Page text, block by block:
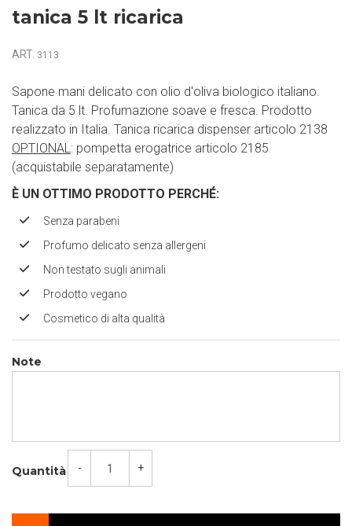
tanica 5 lt ricarica
ART. 3113
Sapone mani delicato con olio d'oliva biologico italiano.
Tanica da 5 lt. Profumazione soave e fresca. Prodotto
realizzato in Italia. Tanica ricarica dispenser articolo 2138
OPTIONAL: pompetta erogatrice articolo 2185
(acquistabile separatamente)
È UN OTTIMO PRODOTTO PERCHÉ:
Senza parabeni
Profumo delicato senza allergeni
Non testato sugli animali
Prodotto vegano
Cosmetico di alta qualità
Note
Quantità - +